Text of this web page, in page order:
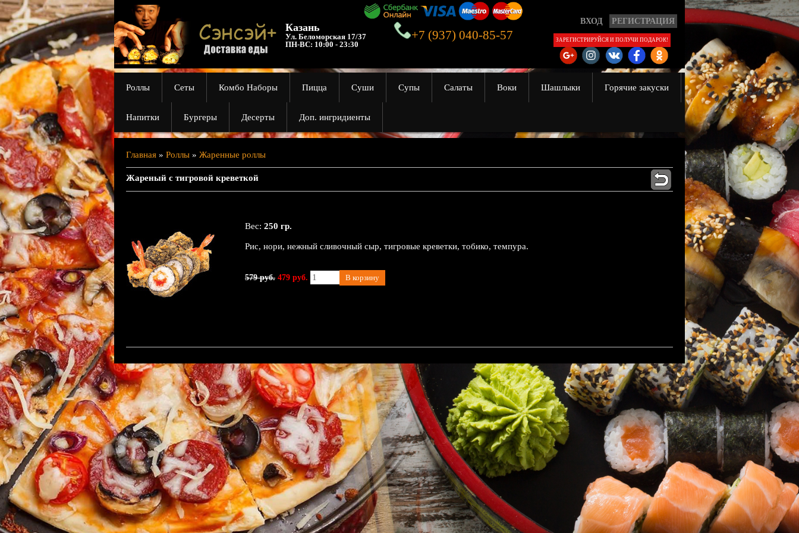
Казань
Ул. Беломорская 17/37
ПН-ВС: 10:00 - 23:30
+7 (937) 040-85-57
ВХОД РЕГИСТРАЦИЯ
ЗАРЕГИСТРИРУЙСЯ И ПОЛУЧИ ПОДАРОК!
Роллы Сеты Комбо Наборы Пицца Суши Супы Салаты Воки Шашлыки Горячие закуски
Напитки Бургеры Десерты Доп. ингридиенты
Главная » Роллы » Жаренные роллы
Жареный с тигровой креветкой
Вес: 250 гр.
Рис, нори, нежный сливочный сыр, тигровые креветки, тобико, темпура.
579 руб. 479 руб.